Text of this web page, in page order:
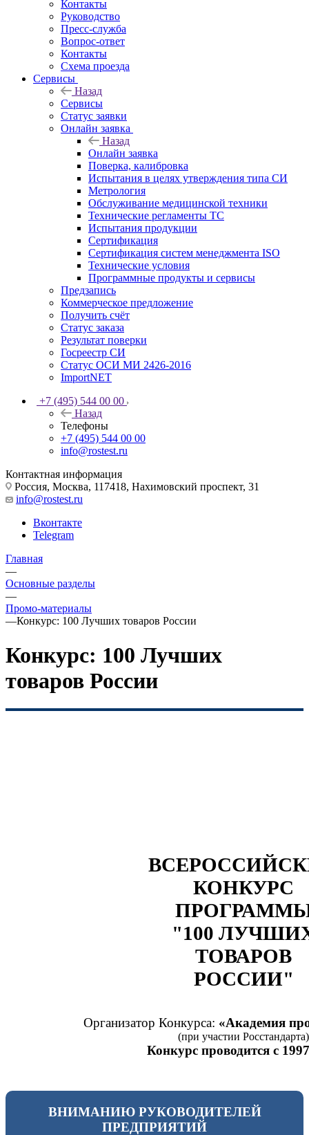
Контакты
Руководство
Пресс-служба
Вопрос-ответ
Контакты
Схема проезда
Сервисы
Назад
Сервисы
Статус заявки
Онлайн заявка
Назад
Онлайн заявка
Поверка, калибровка
Испытания в целях утверждения типа СИ
Метрология
Обслуживание медицинской техники
Технические регламенты ТС
Испытания продукции
Сертификация
Сертификация систем менеджмента ISO
Технические условия
Программные продукты и сервисы
Предзапись
Коммерческое предложение
Получить счёт
Статус заказа
Результат поверки
Госреестр СИ
Статус ОСИ МИ 2426-2016
ImportNET
+7 (495) 544 00 00
Назад
Телефоны
+7 (495) 544 00 00
info@rostest.ru
Контактная информация
Россия, Москва, 117418, Нахимовский проспект, 31
info@rostest.ru
Вконтакте
Telegram
Главная
—
Основные разделы
—
Промо-материалы
—Конкурс: 100 Лучших товаров России
Конкурс: 100 Лучших
товаров России
КОНКУРС
"100
ТОВАРОВ
РОССИИ"
Организатор Конкурса: «Академия
(при участии Росстандарта)
Конкурс проводится с
ВНИМАНИЮ РУКОВОДИТЕЛЕЙ
ПРЕДПРИЯТИЙ